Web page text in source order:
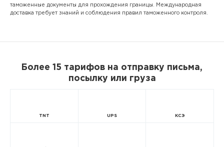
таможенные документы для прохождения границы. Международная
доставка требует знаний и соблюдения правил таможенного контроля.
Более 15 тарифов на отправку письма,
посылку или груза
TNT UPS КСЭ